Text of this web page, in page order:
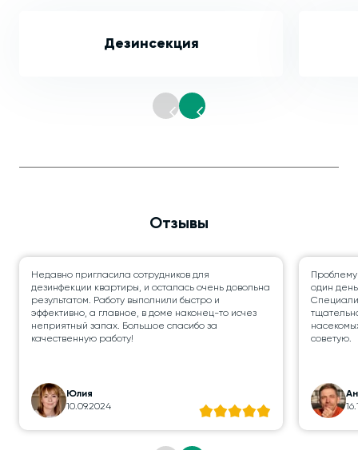
Дезинсекция
Отзывы
Недавно пригласила сотрудников для
дезинфекции квартиры, и осталась очень довольна
результатом. Работу выполнили быстро и
эффективно, а главное, в доме наконец-то исчез
неприятный запах. Большое спасибо за
качественную работу!
Юлия
10.09.2024
один
советую.